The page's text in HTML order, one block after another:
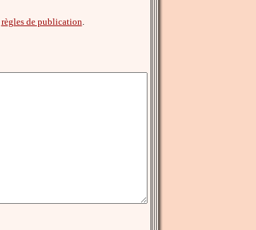
règles de publication